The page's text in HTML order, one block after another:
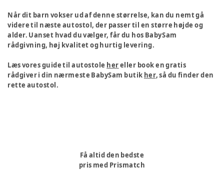
Når dit barn vokser ud af denne størrelse, kan du nemt gå
videre til næste autostol, der passer til en større højde og
alder. Uanset hvad du vælger, får du hos BabySam
rådgivning, høj kvalitet og hurtig levering.
Læs vores guide til autostole hereller book en gratis
rådgiver i din nærmeste BabySam butik her, så du finder den
rette autostol.
Få altid den bedste
pris med Prismatch